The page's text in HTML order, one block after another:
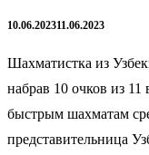
10.06.202311.06.2023
Шахматистка из
набрав 10 очков из
быстрым шахматам
представительница